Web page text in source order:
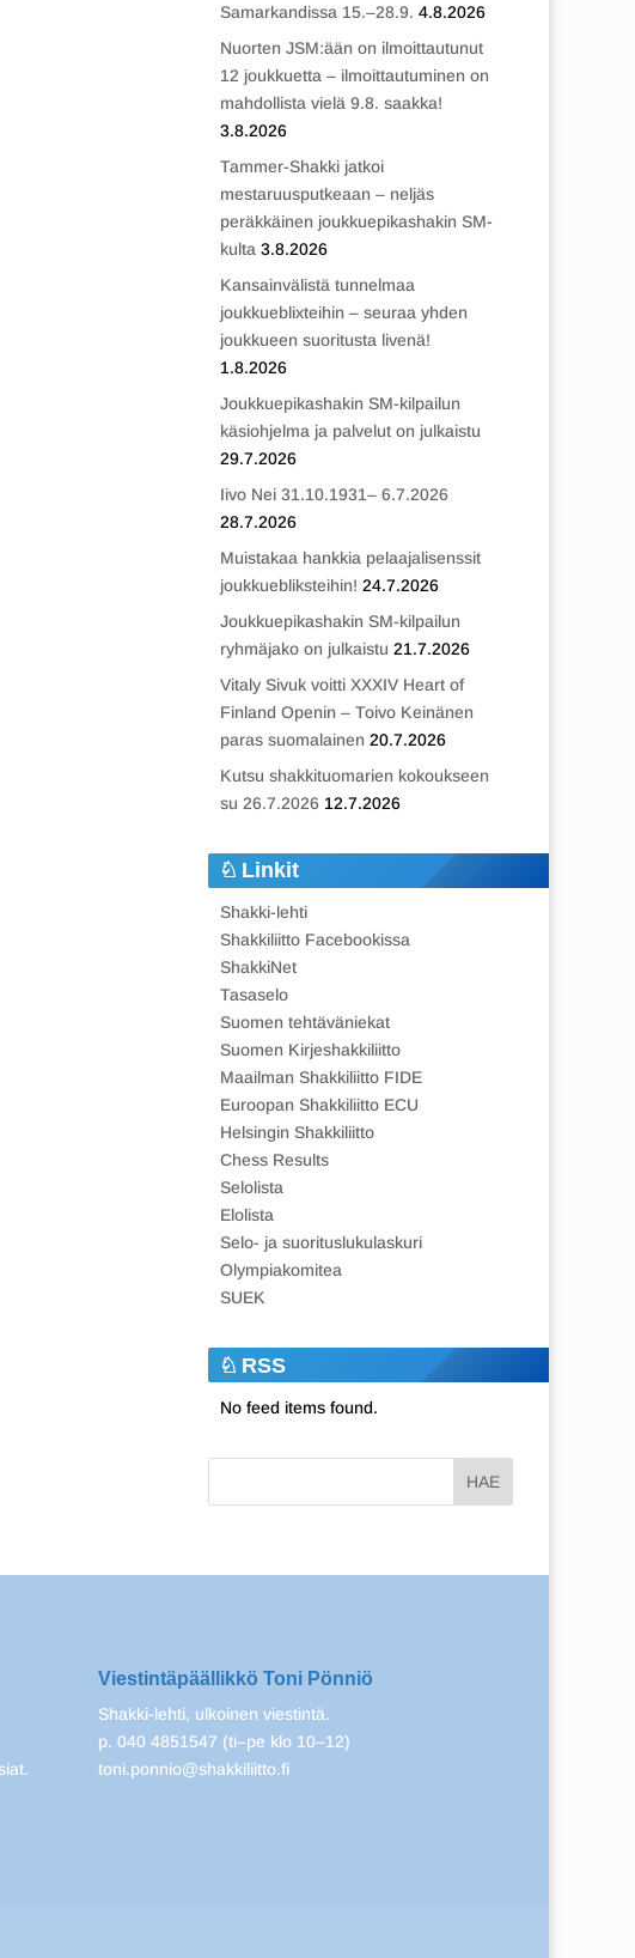
Samarkandissa 15.–28.9. 4.8.2026
Nuorten JSM:ään on ilmoittautunut
12 joukkuetta – ilmoittautuminen on
mahdollista vielä 9.8. saakka!
3.8.2026
Tammer-Shakki jatkoi
mestaruusputkeaan – neljäs
peräkkäinen joukkuepikashakin SM-
kulta 3.8.2026
Kansainvälistä tunnelmaa
joukkueblixteihin – seuraa yhden
joukkueen suoritusta livenä!
1.8.2026
Joukkuepikashakin SM-kilpailun
käsiohjelma ja palvelut on julkaistu
29.7.2026
Iivo Nei 31.10.1931– 6.7.2026
28.7.2026
Muistakaa hankkia pelaajalisenssit
joukkuebliksteihin! 24.7.2026
Joukkuepikashakin SM-kilpailun
ryhmäjako on julkaistu 21.7.2026
Vitaly Sivuk voitti XXXIV Heart of
Finland Openin – Toivo Keinänen
paras suomalainen 20.7.2026
Kutsu shakkituomarien kokoukseen
su 26.7.2026 12.7.2026
Linkit
Shakki-lehti
Shakkiliitto Facebookissa
ShakkiNet
Tasaselo
Suomen tehtäväniekat
Suomen Kirjeshakkiliitto
Maailman Shakkiliitto FIDE
Euroopan Shakkiliitto ECU
Helsingin Shakkiliitto
Chess Results
Selolista
Elolista
Selo- ja suorituslukulaskuri
Olympiakomitea
SUEK
RSS
No feed items found.
Viestintäpäällikkö Toni Pönniö
Shakki-lehti, ulkoinen viestintä.
p. 040 4851547 (ti–pe klo 10–12)
toni.ponnio@shakkiliitto.fi